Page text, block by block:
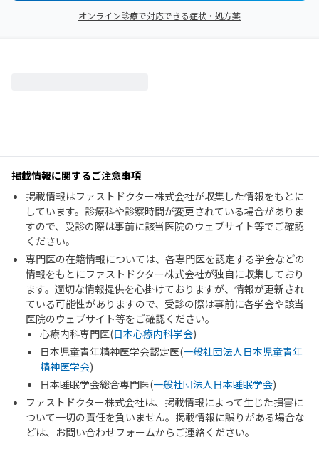
オンライン診療で対応できる症状・処方薬
掲載情報に関するご注意事項
掲載情報はファストドクター株式会社が収集した情報をもとに
しています。診療科や診察時間が変更されている場合がありま
すので、受診の際は事前に該当医院のウェブサイト等でご確認
ください。
専門医の在籍情報については、各専門医を認定する学会などの
情報をもとにファストドクター株式会社が独自に収集しており
ます。適切な情報提供を心掛けておりますが、情報が更新され
ている可能性がありますので、受診の際は事前に各学会や該当
医院のウェブサイト等をご確認ください。
心療内科専門医(日本心療内科学会)
日本児童青年精神医学会認定医(一般社団法人日本児童青年
精神医学会)
日本睡眠学会総合専門医(一般社団法人日本睡眠学会)
ファストドクター株式会社は、掲載情報によって生じた損害に
ついて一切の責任を負いません。掲載情報に誤りがある場合な
どは、お問い合わせフォームからご連絡ください。